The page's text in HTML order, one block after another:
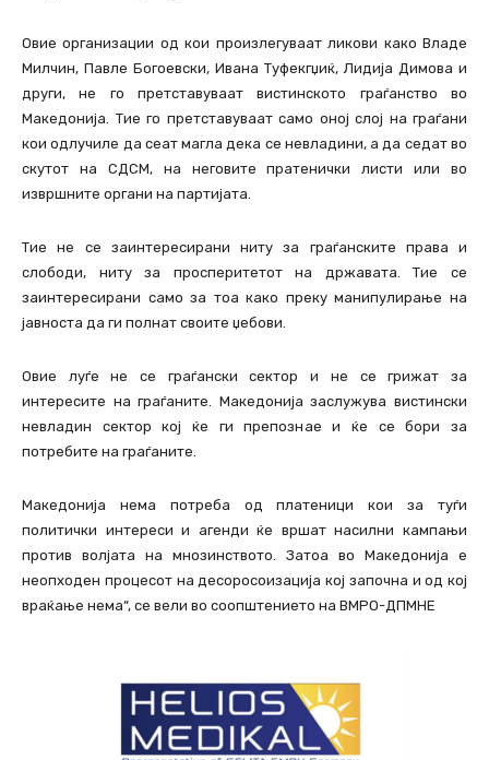
Овие организации од кои произлегуваат ликови како Владе
Милчин, Павле Богоевски, Ивана Туфекгџиќ, Лидија Димова и
други, не го претставуваат вистинското граѓанство во
Македонија. Тие го претставуваат само оној слој на граѓани
кои одлучиле да сеат магла дека се невладини, а да седат во
скутот на СДСМ, на неговите пратенички листи или во
извршните органи на партијата.
Тие не се заинтересирани ниту за граѓанските права и
слободи, ниту за просперитетот на државата. Тие се
заинтересирани само за тоа како преку манипулирање на
јавноста да ги полнат своите џебови.
Овие луѓе не се граѓански сектор и не се грижат за
интересите на граѓаните. Македонија заслужува вистински
невладин сектор кој ќе ги препознае и ќе се бори за
потребите на граѓаните.
Македонија нема потреба од платеници кои за туѓи
политички интереси и агенди ќе вршат насилни кампањи
против волјата на мнозинството. Затоа во Македонија е
неопходен процесот на десоросоизација кој започна и од кој
враќање нема“, се вели во соопштението на ВМРО-ДПМНЕ